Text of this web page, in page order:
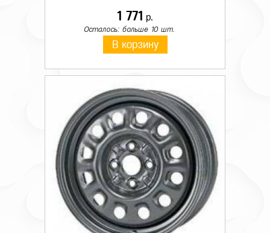
1 771 р.
Осталось: больше 10 шт.
В корзину